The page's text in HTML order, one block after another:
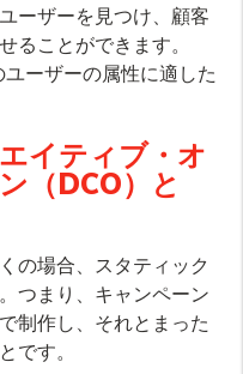
ーザーを見つけ、顧客
ることができます。
ーザーの属性に適した
イティブ・オ
（DCO）と
の場合、スタティック
つまり、キャンペーン
制作し、それとまった
です。